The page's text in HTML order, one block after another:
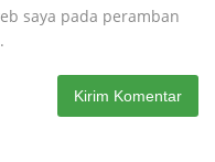
saya pada peramban